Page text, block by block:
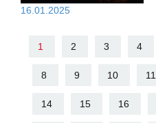
16.01.2025
1 2 3 4
8 9 10 11
14 15 16